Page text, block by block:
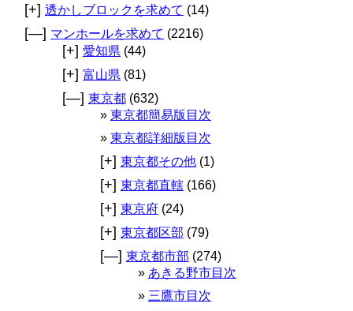
[+] 透かしブロックを求めて (14)
[—] マンホールを求めて (2216)
[+] 愛知県 (44)
[+] 富山県 (81)
[—] 東京都 (632)
東京都簡易版目次
東京都詳細版目次
[+] 東京都その他 (1)
[+] 東京都直轄 (166)
[+] 東京府 (24)
[+] 東京都区部 (79)
[—] 東京都市部 (274)
あきる野市目次
三鷹市目次